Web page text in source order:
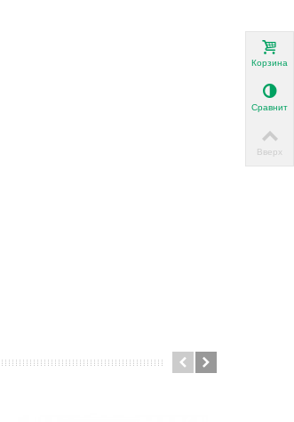
Корзина
Сравнить
Вверх